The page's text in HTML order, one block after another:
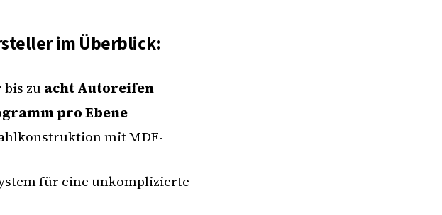
im Überblick:
zu acht Autoreifen
pro Ebene
mit MDF-
für eine unkomplizierte